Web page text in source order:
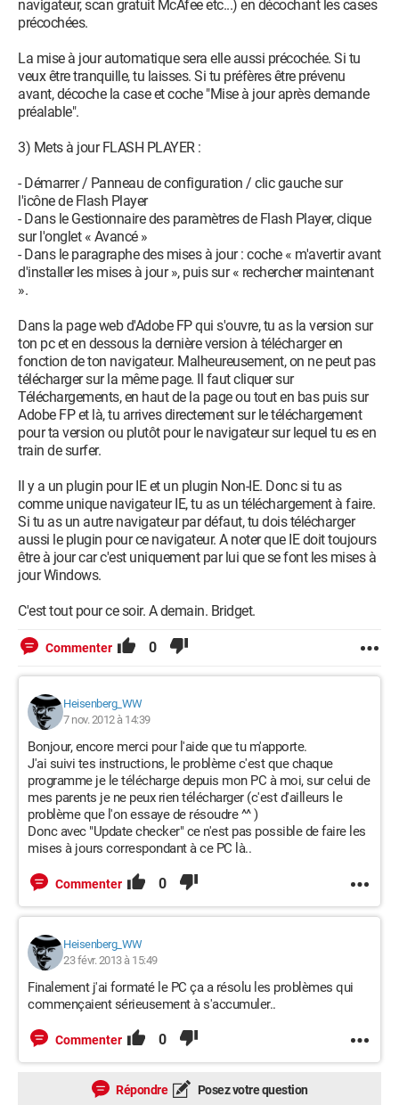
navigateur, scan gratuit McAfee etc...) en décochant les cases
précochées.
La mise à jour automatique sera elle aussi précochée. Si tu
veux être tranquille, tu laisses. Si tu préfères être prévenu
avant, décoche la case et coche "Mise à jour après demande
préalable".
3) Mets à jour FLASH PLAYER :
- Démarrer / Panneau de configuration / clic gauche sur
l'icône de Flash Player
- Dans le Gestionnaire des paramètres de Flash Player, clique
sur l'onglet « Avancé »
- Dans le paragraphe des mises à jour : coche « m'avertir avant
d'installer les mises à jour », puis sur « rechercher maintenant
».
Dans la page web d'Adobe FP qui s'ouvre, tu as la version sur
ton pc et en dessous la dernière version à télécharger en
fonction de ton navigateur. Malheureusement, on ne peut pas
télécharger sur la même page. Il faut cliquer sur
Téléchargements, en haut de la page ou tout en bas puis sur
Adobe FP et là, tu arrives directement sur le téléchargement
pour ta version ou plutôt pour le navigateur sur lequel tu es en
train de surfer.
Il y a un plugin pour IE et un plugin Non-IE. Donc si tu as
comme unique navigateur IE, tu as un téléchargement à faire.
Si tu as un autre navigateur par défaut, tu dois télécharger
aussi le plugin pour ce navigateur. A noter que IE doit toujours
être à jour car c'est uniquement par lui que se font les mises à
jour Windows.
C'est tout pour ce soir. A demain. Bridget.
Commenter 0
Heisenberg_WW
7 nov. 2012 à 14:39
Bonjour, encore merci pour l'aide que tu m'apporte.
J'ai suivi tes instructions, le problème c'est que chaque
programme je le télécharge depuis mon PC à moi, sur celui de
mes parents je ne peux rien télécharger (c'est d'ailleurs le
problème que l'on essaye de résoudre ^^ )
Donc avec "Update checker" ce n'est pas possible de faire les
mises à jours correspondant à ce PC là..
Commenter 0
Heisenberg_WW
23 févr. 2013 à 15:49
Finalement j'ai formaté le PC ça a résolu les problèmes qui
commençaient sérieusement à s'accumuler..
Commenter 0
Répondre Posez votre question